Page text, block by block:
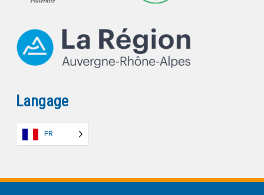
Langage
FR